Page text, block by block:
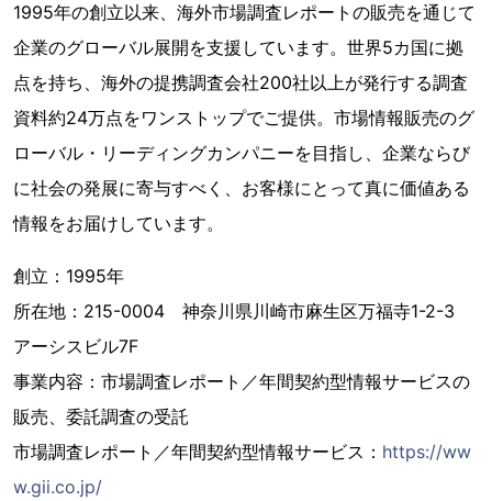
1995年の創立以来、海外市場調査レポートの販売を通じて
企業のグローバル展開を支援しています。世界5カ国に拠
点を持ち、海外の提携調査会社200社以上が発行する調査
資料約24万点をワンストップでご提供。市場情報販売のグ
ローバル・リーディングカンパニーを目指し、企業ならび
に社会の発展に寄与すべく、お客様にとって真に価値ある
情報をお届けしています。
創立：1995年
所在地：215-0004 神奈川県川崎市麻生区万福寺1-2-3
アーシスビル7F
事業内容：市場調査レポート／年間契約型情報サービスの
販売、委託調査の受託
市場調査レポート／年間契約型情報サービス： https://ww
w.gii.co.jp/